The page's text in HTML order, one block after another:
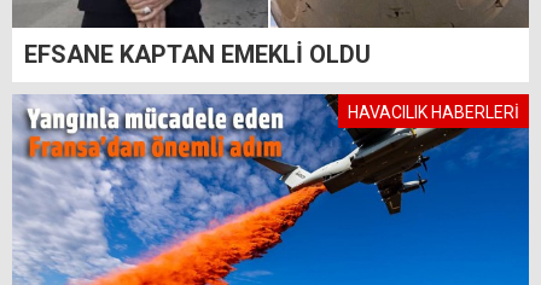
EFSANE KAPTAN EMEKLİ OLDU
HAVACILIK HABERLERİ